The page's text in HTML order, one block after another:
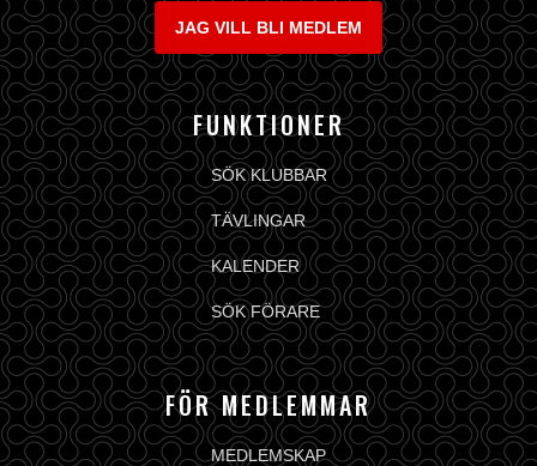
JAG VILL BLI MEDLEM
FUNKTIONER
SÖK KLUBBAR
TÄVLINGAR
KALENDER
SÖK FÖRARE
FÖR MEDLEMMAR
MEDLEMSKAP